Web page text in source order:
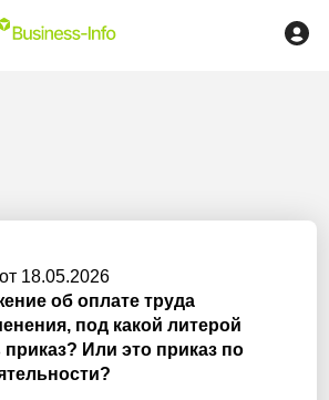
18.05.2026
об оплате труда
под какой литерой
Или это приказ по